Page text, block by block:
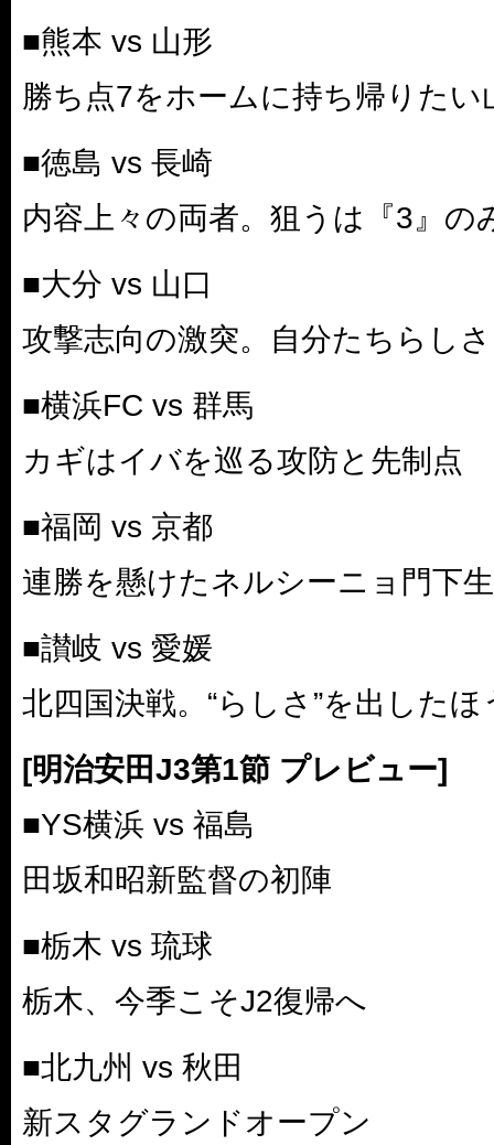
■熊本 vs 山形
勝ち点7をホームに持ち帰りたい
■徳島 vs 長崎
内容上々の両者。狙うは『3』の
■大分 vs 山口
攻撃志向の激突。自分たちらし
■横浜FC vs 群馬
カギはイバを巡る攻防と先制点
■福岡 vs 京都
連勝を懸けたネルシーニョ門下
■讃岐 vs 愛媛
北四国決戦。“らしさ”を出した
[明治安田J3第1節 プレビュー]
■YS横浜 vs 福島
田坂和昭新監督の初陣
■栃木 vs 琉球
栃木、今季こそJ2復帰へ
■北九州 vs 秋田
新スタグランドオープン